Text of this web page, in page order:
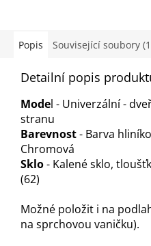
hvězdiček.
Popis Související soubory
Detailní popis
Model - Univerzální -
stranu
Barevnost- Barva
Chromová
Sklo- Kalené sklo,
(62)
Možné položit i na
na sprchovou vaničku).